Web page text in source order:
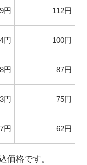
円 112円
円 100円
円 87円
円 75円
円 62円
価格です。